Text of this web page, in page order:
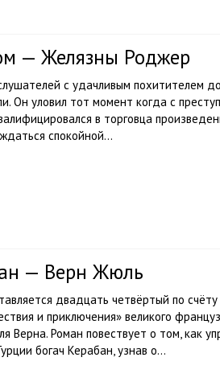
— Желязны Роджер
с удачливым похитителем
Он уловил тот момент когда с
в торговца
спокойной...
— Верн Жюль
двадцать четвёртый по
и приключения» великого
Верна. Роман повествует о том, как
богач Керабан, узнав о...